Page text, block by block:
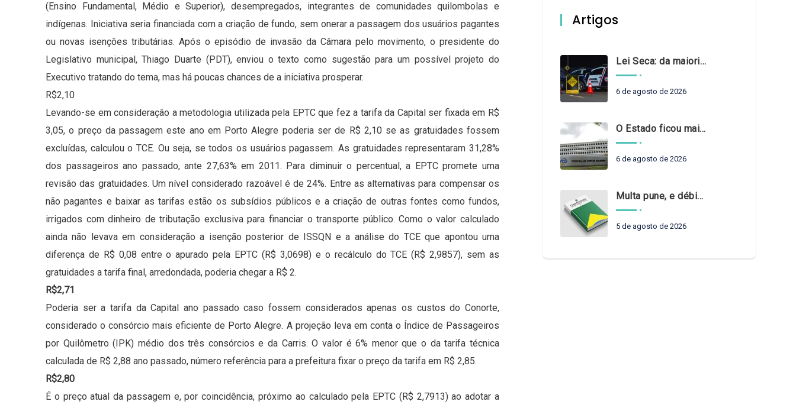
(Ensino Fundamental, Médio e Superior), desempregados, integrantes de comunidades quilombolas e
indígenas. Iniciativa seria financiada com a criação de fundo, sem onerar a passagem dos usuários pagantes
ou novas isenções tributárias. Após o episódio de invasão da Câmara pelo movimento, o presidente do
Legislativo municipal, Thiago Duarte (PDT), enviou o texto como sugestão para um possível projeto do
Executivo tratando do tema, mas há poucas chances de a iniciativa prosperar.
R$2,10
Levando-se em consideração a metodologia utilizada pela EPTC que fez a tarifa da Capital ser fixada em R$
3,05, o preço da passagem este ano em Porto Alegre poderia ser de R$ 2,10 se as gratuidades fossem
excluídas, calculou o TCE. Ou seja, se todos os usuários pagassem. As gratuidades representaram 31,28%
dos passageiros ano passado, ante 27,63% em 2011. Para diminuir o percentual, a EPTC promete uma
revisão das gratuidades. Um nível considerado razoável é de 24%. Entre as alternativas para compensar os
não pagantes e baixar as tarifas estão os subsídios públicos e a criação de outras fontes como fundos,
irrigados com dinheiro de tributação exclusiva para financiar o transporte público. Como o valor calculado
ainda não levava em consideração a isenção posterior de ISSQN e a análise do TCE que apontou uma
diferença de R$ 0,08 entre o apurado pela EPTC (R$ 3,0698) e o recálculo do TCE (R$ 2,9857), sem as
gratuidades a tarifa final, arredondada, poderia chegar a R$ 2.
R$2,71
Poderia ser a tarifa da Capital ano passado caso fossem considerados apenas os custos do Conorte,
considerado o consórcio mais eficiente de Porto Alegre. A projeção leva em conta o Índice de Passageiros
por Quilômetro (IPK) médio dos três consórcios e da Carris. O valor é 6% menor que o da tarifa técnica
calculada de R$ 2,88 ano passado, número referência para a prefeitura fixar o preço da tarifa em R$ 2,85.
R$2,80
É o preço atual da passagem e, por coincidência, próximo ao calculado pela EPTC (R$ 2,7913) ao adotar a
Artigos
Lei Seca: da maioridade à maturidade
6 de agosto de 2026
O Estado ficou mais complexo. O controle precisa acompanhar
6 de agosto de 2026
Multa pune, e débito recompõe. § 3º do art. 71 da Constituição: um problema de legística formal
5 de agosto de 2026